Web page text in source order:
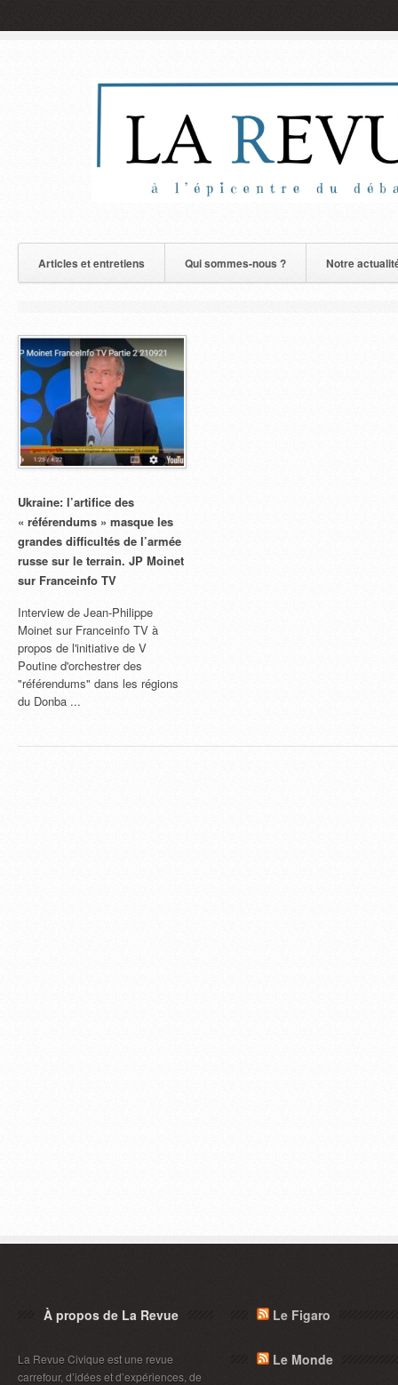
Articles et entretiens Qui sommes-nous ? Notre
Ukraine: l’artifice des
« référendums » masque les
grandes difficultés de l’armée
russe sur le terrain. JP Moinet
sur Franceinfo TV
Interview de Jean-Philippe
Moinet sur Franceinfo TV à
propos de l'initiative de V
Poutine d'orchestrer des
"référendums" dans les régions
du Donba ...
À propos de La Revue
La Revue Civique est une revue
carrefour, d’idées et d’expériences, de
Le Figaro
Le Monde